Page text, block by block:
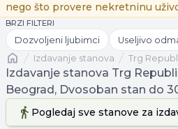
nego što provere nekretninu
BRZI FILTERI
Dozvoljeni ljubimci Useljivo
Naslovnaizdavanje stanova Trg
Izdavanje stanova Trg
Beograd, Dvosoban stan do
Pogledaj sve stanove za